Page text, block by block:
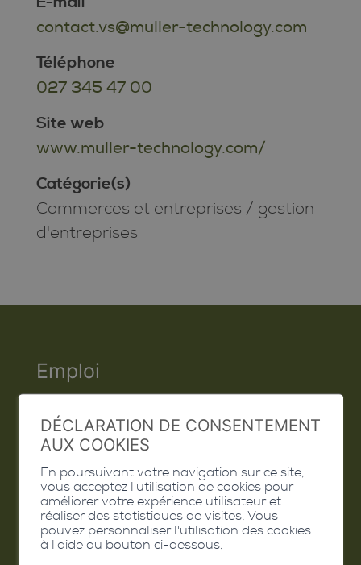
contact.vs@muller-technology.com
Téléphone
027 345 47 00
Site web
www.muller-technology.com/
Catégorie(s)
Commerces et entreprises / gestion
d'entreprises
Emploi
Extranet
Valais Excellence
Commune de Conthey
DÉCLARATION DE CONSENTEMENT
AUX COOKIES
En poursuivant votre navigation sur ce site,
vous acceptez l'utilisation de cookies pour
améliorer votre expérience utilisateur et
réaliser des statistiques de visites. Vous
pouvez personnaliser l'utilisation des cookies
à l'aide du bouton ci-dessous.